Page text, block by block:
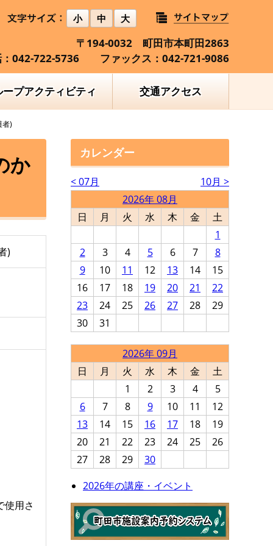
小 中 大
〒194-0032 町田市本町田2863
：042-722-5736 ファックス：042-721-9086
ープアクティビティ 交通アクセス
者)
か
)
使用さ
カレンダー
< 07月
10月 >
2026年 08月
日
月 火 水 木 金
土
1
2
3 4 5 6 7
8
9
10 11 12 13 14
15
16
17 18 19 20 21
22
23
24 25 26 27 28
29
30
31
2026年 09月
日
月 火 水 木 金
土
1
2 3 4
5
6
7 8 9 10 11
12
13
14 15 16 17 18
19
20
21 22 23 24 25
26
27
28 29
30
2026年の講座・イベント